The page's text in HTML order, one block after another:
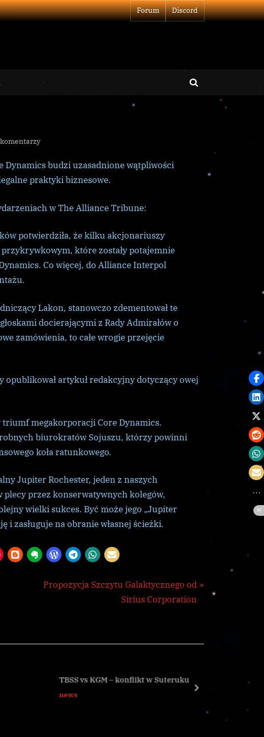
Forum Discord
Toggle
do
Lakon
niepewne
Dynamics budzi uzasadnione wątpliwości
praktyki biznesowe.
w The Alliance Tribune:
potwierdziła, że ​​kilku akcjonariuszy
przykrywkowym, które zostały potajemnie
Co więcej, do Alliance Interpol
Lakon, stanowczo zdementował te
docierającymi z Rady Admirałów o
zamówienia, to całe wrogie przejęcie
opublikował artykuł redakcyjny dotyczący owej
megakorporacji Core Dynamics.
biurokratów Sojuszu, którzy powinni
koła ratunkowego.
Jupiter Rochester, jeden z naszych
plecy przez konserwatywnych kolegów,
wielki sukces. Być może jego „Jupiter
i zasługuje na obranie własnej ścieżki.
N
P
Propozycja Szczytu Galaktycznego od
Sirius Corporation
TBSS vs KGM – konflikt w Suteruku
next